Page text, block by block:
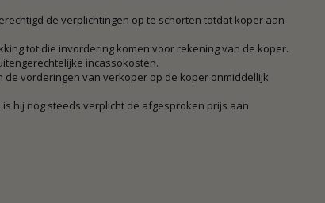
de verplichtingen op te schorten totdat koper aan
tot die invordering komen voor rekening van de koper.
incassokosten.
vorderingen van verkoper op de koper onmiddellijk
hij nog steeds verplicht de afgesproken prijs aan